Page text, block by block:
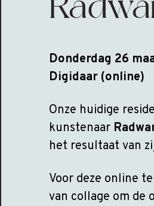
Donderdag 26
Digidaar (online)
Onze huidige
kunstenaar
het resultaat van
Voor deze online
van collage om de